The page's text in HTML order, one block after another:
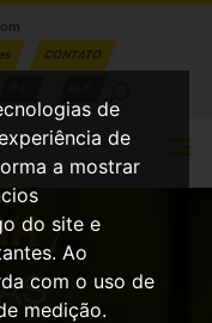
de
de
a mostrar
do site e
Ao
com o uso de
medição.
CONTATO
/